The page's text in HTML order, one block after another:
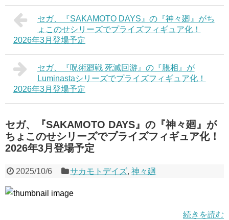
セガ、『SAKAMOTO DAYS』の『神々廻』がち
ょこのせシリーズでプライズフィギュア化！
2026年3月登場予定
セガ、『呪術廻戦 死滅回游』の『脹相』が
Luminastaシリーズでプライズフィギュア化！
2026年3月登場予定
セガ、『SAKAMOTO DAYS』の『神々廻』が
ちょこのせシリーズでプライズフィギュア化！
2026年3月登場予定
2025/10/6 サカモトデイズ,神々廻
続きを読む